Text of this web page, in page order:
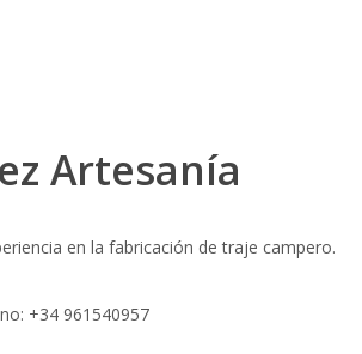
Artesanía
en la fabricación de traje campero.
+34 961540957